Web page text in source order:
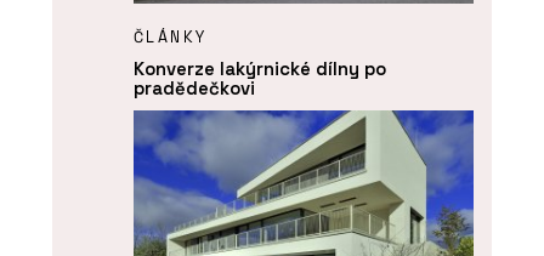
ČLÁNKY
Konverze lakýrnické dílny po
pradědečkovi